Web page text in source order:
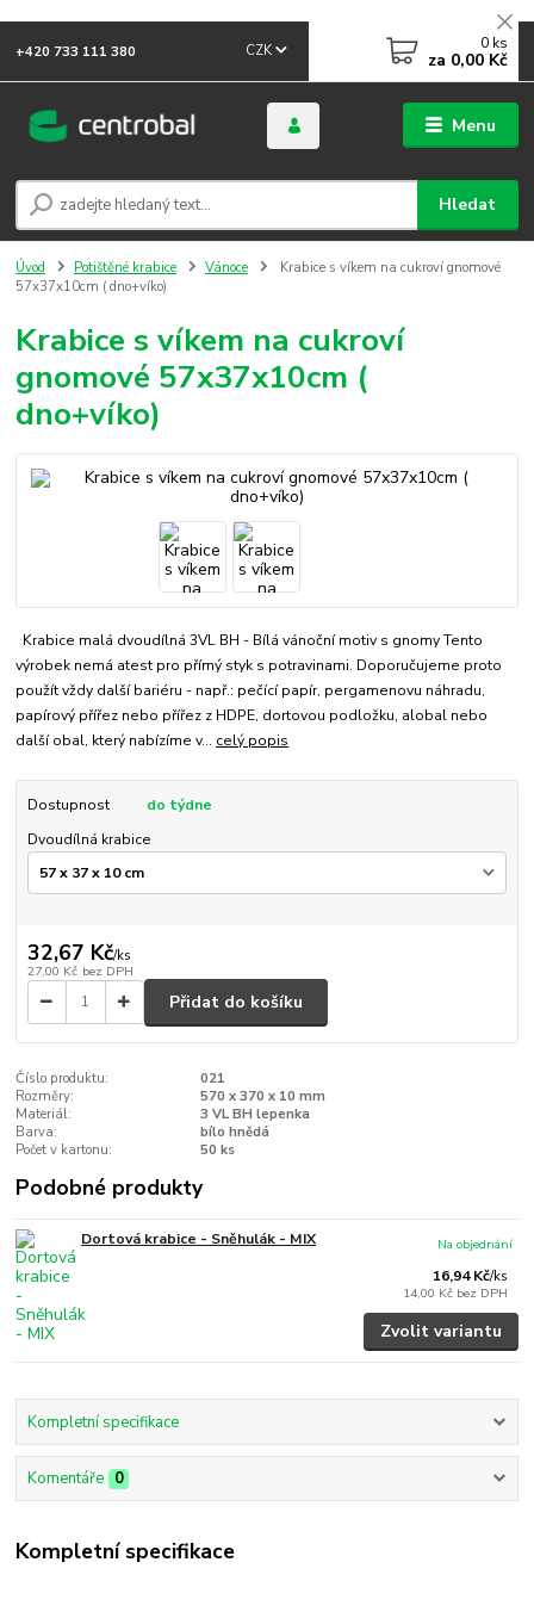
Menu
CZK
Hledat
+420 733 111 380 0 ks
za 0,00 Kč
Úvod Potištěné krabice Vánoce
Krabice s víkem na cukroví gnomové
57x37x10cm ( dno+víko)
Krabice s víkem na cukroví
gnomové 57x37x10cm (
dno+víko)
Krabice malá dvoudílná 3VL BH - Bílá vánoční motiv s gnomy Tento
výrobek nemá atest pro přímý styk s potravinami. Doporučujeme proto
použít vždy další bariéru - např.: pečící papír, pergamenovu náhradu,
papírový přířez nebo přířez z HDPE, dortovou podložku, alobal nebo
další obal, který nabízíme v... celý popis
Dostupnost
do týdne
Dvoudílná krabice
32,67 Kč/ks
27,00 Kč bez DPH
Přidat do košíku
Číslo produktu:
021
Rozměry:
570 x 370 x 10 mm
Materiál:
3 VL BH lepenka
Barva:
bílo hnědá
Počet v kartonu:
50 ks
Podobné produkty
Dortová krabice - Sněhulák - MIX
16,94 Kč/ks
14,00 Kč bez DPH
Na objednání
Zvolit variantu
Kompletní specifikace
Komentáře 0
Kompletní specifikace